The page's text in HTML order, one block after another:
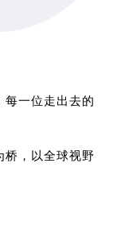
每一位走出去的
桥，以全球视野